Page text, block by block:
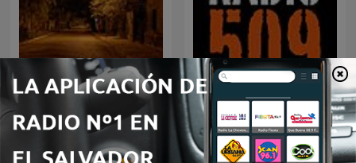
El Camino RADIO RADIO